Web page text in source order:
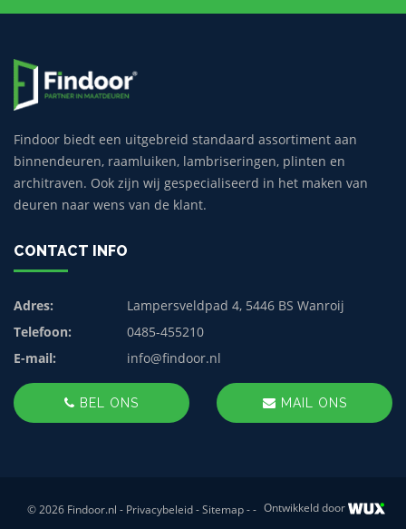
Findoor biedt een uitgebreid standaard assortiment aan
binnendeuren, raamluiken, lambriseringen, plinten en
architraven. Ook zijn wij gespecialiseerd in het maken van
deuren naar wens van de klant.
CONTACT INFO
Adres:
Lampersveldpad 4, 5446 BS Wanroij
Telefoon:
0485-455210
E-mail:
info@findoor.nl
BEL ONS MAIL ONS
© 2026 Findoor.nl - Privacybeleid-Sitemap-- Ontwikkeld door